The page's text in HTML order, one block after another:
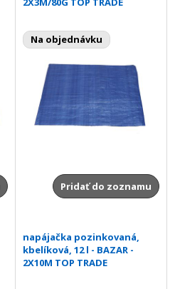
Na objednávku
Pridať do zoznamu
napájačka pozinkovaná,
kbelíková, 12 l - BAZAR -
2X10M TOP TRADE